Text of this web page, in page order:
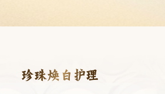
珍珠焕白护理